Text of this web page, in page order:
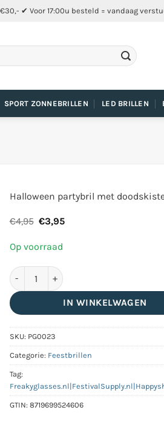
✔ Voor 17:00u besteld = vandaag
SPORT ZONNEBRILLEN LED BRILLEN
Halloween partybril met
€4,95 Oorspronkelijke
€4,95.
€3,95Huidige
Op voorraad
Halloween bril | doodskisten aantal
IN WINKELWAGEN
SKU: PG0023
Categorie: Feestbrillen
Tag:
GTIN: 8719699524606